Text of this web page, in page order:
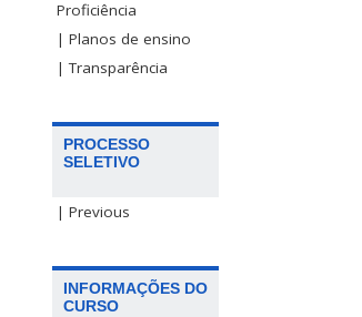
Proficiência
| Planos de ensino
| Transparência
PROCESSO
SELETIVO
| Previous
INFORMAÇÕES DO
CURSO